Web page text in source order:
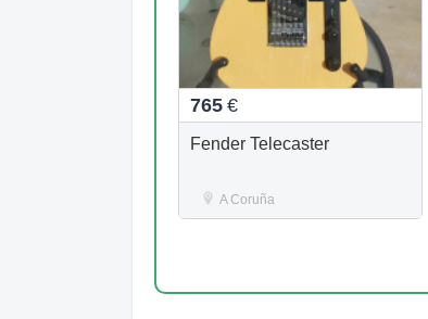
765 €
Fender Telecaster
A Coruña